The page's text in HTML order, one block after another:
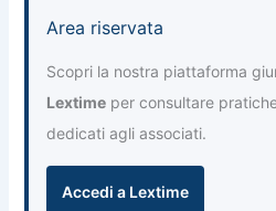
Area riservata
Scopri la nostra piattaforma
Lextime per consultare
dedicati agli associati.
Accedi a Lextime